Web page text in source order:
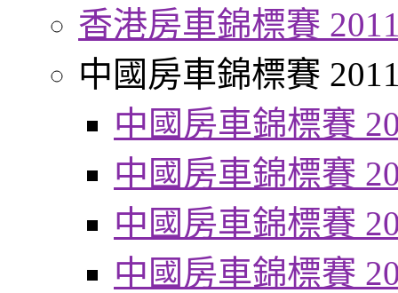
香港房車錦標賽
中國房車錦標賽
中國房車錦標賽
中國房車錦標賽
中國房車錦標賽
中國房車錦標賽